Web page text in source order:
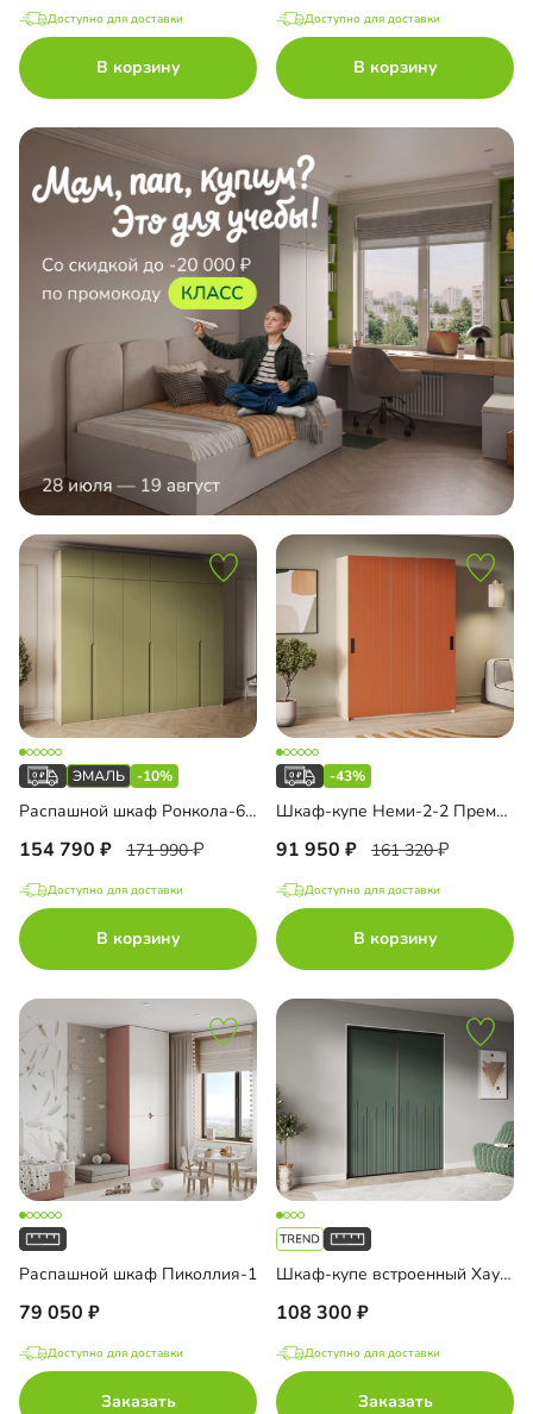
Доступно для доставки
В корзину
Доступно для доставки
В корзину
-10%
Распашной шкаф Ронкола-6 Эмаль с антресолью
154 790 171 990
Доступно для доставки
В корзину
-43%
Шкаф-купе Неми-2-2 Премиум
91 950 161 320
Доступно для доставки
В корзину
Распашной шкаф Пиколлия-1
79 050
Доступно для доставки
Заказать
Шкаф-купе встроенный Хаузен-2-1
108 300
Доступно для доставки
Заказать